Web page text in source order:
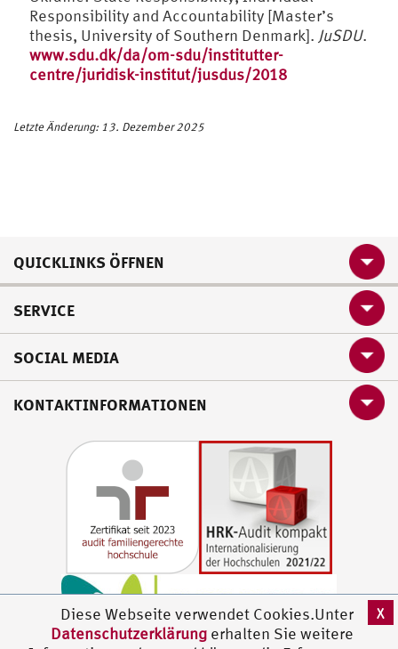
Diese Webseite verwendet Cookies.Unter
Datenschutzerklärung erhalten Sie weitere
X
Responsibility and Accountability [Master’s
thesis, University of Southern Denmark]. JuSDU.
www.sdu.dk/da/om-sdu/institutter-
centre/juridisk-institut/jusdus/2018
Letzte Änderung: 13. Dezember 2025
QUICKLINKS ÖFFNEN
SERVICE
SOCIAL MEDIA
KONTAKTINFORMATIONEN